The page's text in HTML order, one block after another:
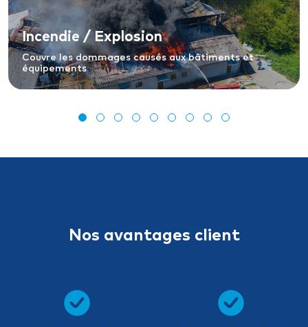
Incendie / Explosion
Couvre les dommages causés aux bâtiments et
équipements
Nos avantages client